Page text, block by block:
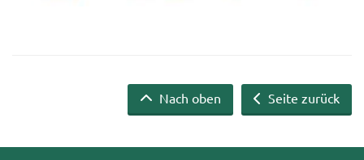
Seite zurück
Nach oben